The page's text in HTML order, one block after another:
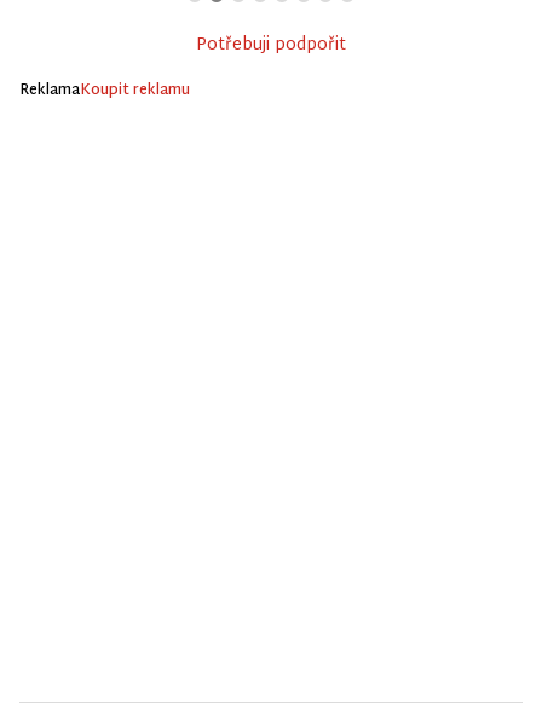
Potřebuji podpořit
ReklamaKoupit reklamu